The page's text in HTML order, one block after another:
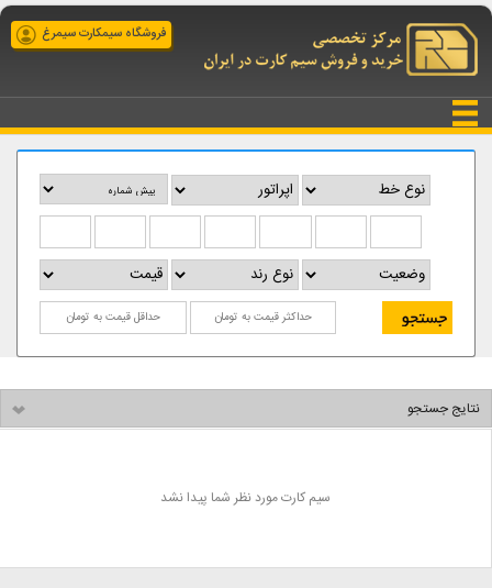
فروشگاه سیمکارت سیمرغ
نتایج جستجو
سیم کارت مورد نظر شما پیدا نشد